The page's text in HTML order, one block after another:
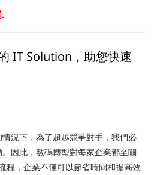
IT Solution，助您快速
況下，為了超越競爭對手，我們必
因此，數碼轉型對每家企業都至關
程，企業不僅可以節省時間和提高效